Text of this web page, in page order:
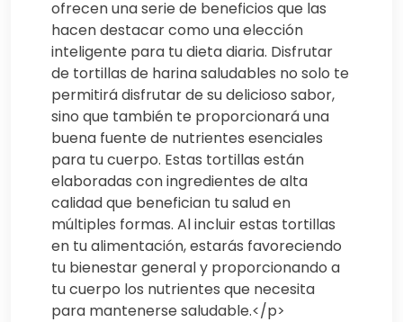
ofrecen una serie de beneficios que las
hacen destacar como una elección
inteligente para tu dieta diaria. Disfrutar
de tortillas de harina saludables no solo te
permitirá disfrutar de su delicioso sabor,
sino que también te proporcionará una
buena fuente de nutrientes esenciales
para tu cuerpo. Estas tortillas están
elaboradas con ingredientes de alta
calidad que benefician tu salud en
múltiples formas. Al incluir estas tortillas
en tu alimentación, estarás favoreciendo
tu bienestar general y proporcionando a
tu cuerpo los nutrientes que necesita
para mantenerse saludable.</p>